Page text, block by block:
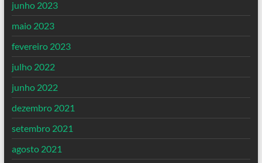
junho 2023
maio 2023
fevereiro 2023
julho 2022
junho 2022
dezembro 2021
setembro 2021
agosto 2021